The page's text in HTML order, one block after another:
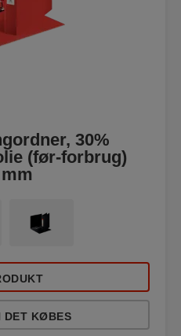
30%
(før-forbrug)
DET KØBES